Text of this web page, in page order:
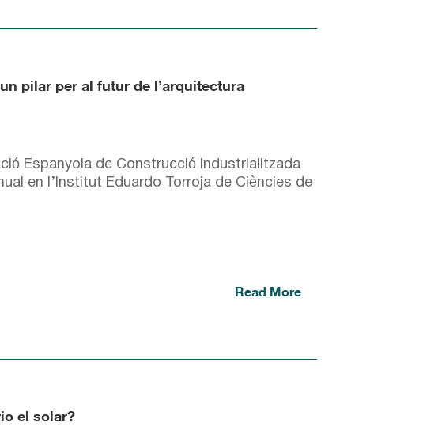
pilar per al futur de l’arquitectura
Espanyola de Construcció Industrialitzada
en l’Institut Eduardo Torroja de Ciències de
Read More
el solar?